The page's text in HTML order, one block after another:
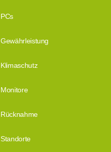
PCs
Gewährleistung
Klimaschutz
Monitore
Rücknahme
Standorte